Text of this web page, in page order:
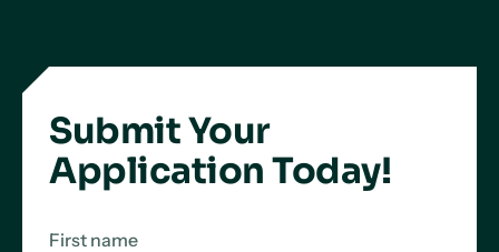
Submit Your
Application Today!
First name